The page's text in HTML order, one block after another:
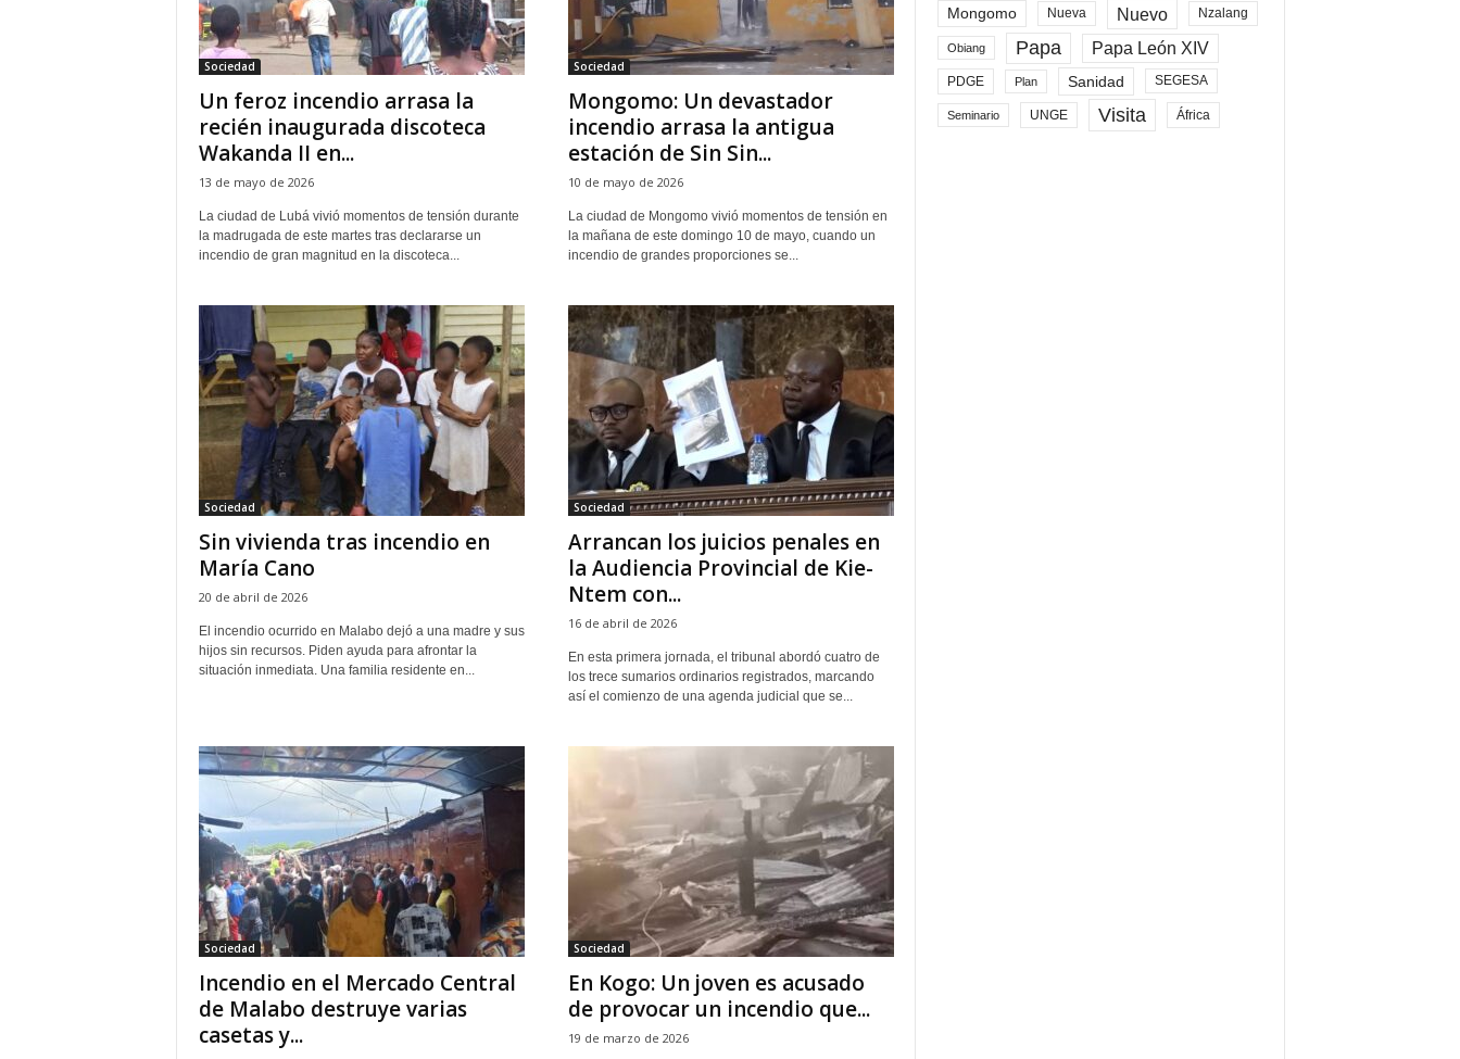
Sociedad
Un feroz incendio arrasa la
recién inaugurada discoteca
Wakanda II en...
13 de mayo de 2026
La ciudad de Lubá vivió momentos de tensión durante
la madrugada de este martes tras declararse un
incendio de gran magnitud en la discoteca...
Sociedad
Mongomo: Un devastador
incendio arrasa la antigua
estación de Sin Sin...
10 de mayo de 2026
La ciudad de Mongomo vivió momentos de tensión en
la mañana de este domingo 10 de mayo, cuando un
incendio de grandes proporciones se...
Sociedad
Sin vivienda tras incendio en
María Cano
20 de abril de 2026
El incendio ocurrido en Malabo dejó a una madre y sus
hijos sin recursos. Piden ayuda para afrontar la
situación inmediata. Una familia residente en...
Sociedad
Arrancan los juicios penales en
la Audiencia Provincial de Kie-
Ntem con...
16 de abril de 2026
En esta primera jornada, el tribunal abordó cuatro de
los trece sumarios ordinarios registrados, marcando
así el comienzo de una agenda judicial que se...
Sociedad
Incendio en el Mercado Central
de Malabo destruye varias
casetas y...
Sociedad
En Kogo: Un joven es acusado
de provocar un incendio que...
19 de marzo de 2026
Mongomo Nueva Nuevo Nzalang
Obiang Papa Papa León XIV
PDGE Plan Sanidad SEGESA
Seminario UNGE Visita África